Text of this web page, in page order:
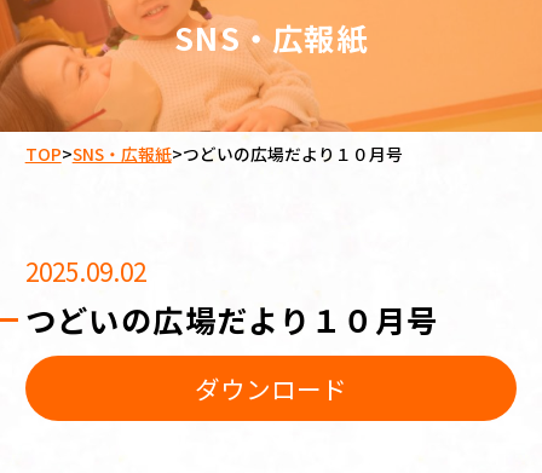
SNS・広報紙
TOP>SNS・広報紙>つどいの広場だより１０月号
2025.09.02
つどいの広場だより１０月号
ダウンロード